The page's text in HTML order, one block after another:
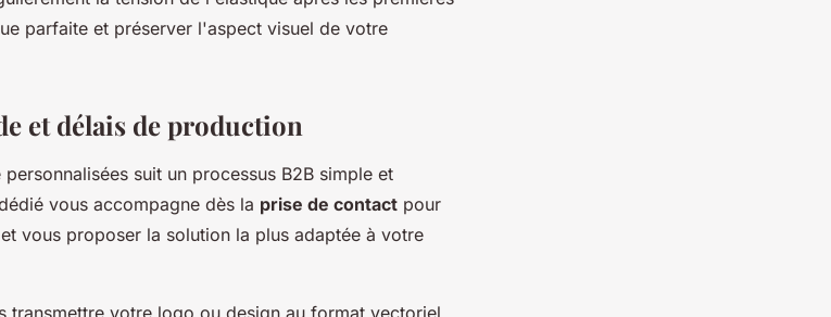
parfaite et préserver l'aspect visuel de votre
et délais de production
suit un processus B2B simple et
vous accompagne dès la prise de contact pour
vous proposer la solution la plus adaptée à votre